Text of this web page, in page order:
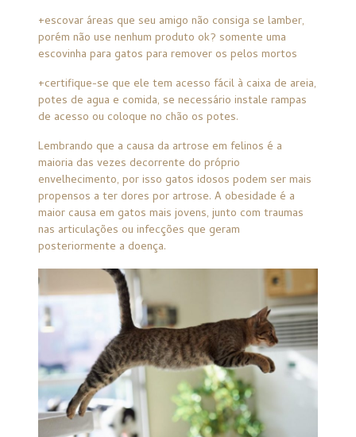
+escovar áreas que seu amigo não consiga se lamber,
porém não use nenhum produto ok? somente uma
escovinha para gatos para remover os pelos mortos
+certifique-se que ele tem acesso fácil à caixa de areia,
potes de agua e comida, se necessário instale rampas
de acesso ou coloque no chão os potes.
Lembrando que a causa da artrose em felinos é a
maioria das vezes decorrente do próprio
envelhecimento, por isso gatos idosos podem ser mais
propensos a ter dores por artrose. A obesidade é a
maior causa em gatos mais jovens, junto com traumas
nas articulações ou infecções que geram
posteriormente a doença.